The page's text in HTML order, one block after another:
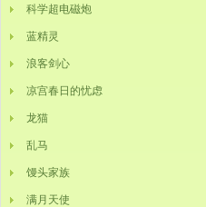
科学超电磁炮
蓝精灵
浪客剑心
凉宫春日的忧虑
龙猫
乱马
馒头家族
满月天使